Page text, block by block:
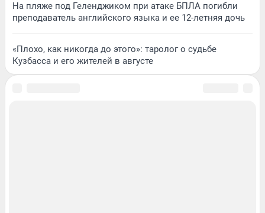
На пляже под Геленджиком при атаке БПЛА погибли
преподаватель английского языка и ее 12-летняя дочь
«Плохо, как никогда до этого»: таролог о судьбе
Кузбасса и его жителей в августе